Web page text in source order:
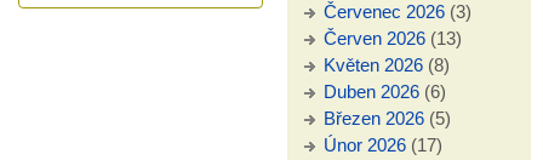
Červenec 2026(3)
Červen 2026(13)
Květen 2026(8)
Duben 2026(6)
Březen 2026(5)
Únor 2026(17)